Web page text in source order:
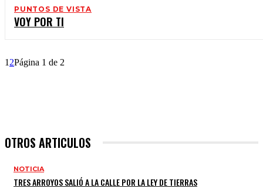
PUNTOS DE VISTA
VOY POR TI
1 2Página 1 de 2
OTROS ARTICULOS
NOTICIA
TRES ARROYOS SALIÓ A LA CALLE POR LA LEY DE TIERRAS